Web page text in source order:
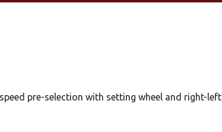
pre-selection with setting wheel and right-left